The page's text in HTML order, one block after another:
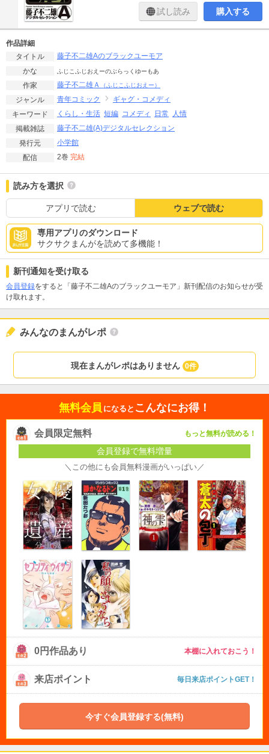
試し読み 購入する
作品詳細
タイトル
藤子不二雄Aのブラックユーモア
かな
ふじこふじおえーのぶらっくゆーもあ
作家 藤子不二雄Ａ （ふじこふじおえー）
ジャンル 青年コミック
ギャグ・コメディ
キーワード
くらし・生活 短編 コメディ 日常
人情
掲載雑誌
藤子不二雄(A)デジタルセレクション
発行元
小学館
配信
2巻 完結
読み方を選択
アプリで読む ウェブで読む
専用アプリのダウンロード
サクサクまんがを読めて多機能！
新刊通知を受け取る
会員登録をすると「藤子不二雄Aのブラックユーモア」新刊配信のお知らせが受
け取れます。
みんなのまんがレポ
現在まんがレポはありません 0件
無料会員 になると こんなにお得！
会員限定無料 もっと無料が読める！
会員登録で無料増量
＼この他にも会員無料漫画がいっぱい／
0円作品あり 本棚に入れておこう！
来店ポイント 毎日来店ポイントGET！
今すぐ会員登録する(無料)